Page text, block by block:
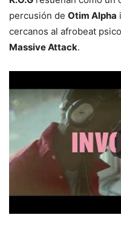
percusión de Otim Alpha
cercanos al afrobeat
Massive Attack.